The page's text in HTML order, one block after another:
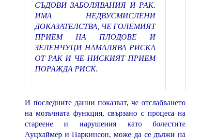
СЪДОВИ ЗАБОЛЯВАНИЯ И РАК.
ИМА НЕДВУСМИСЛЕНИ
ДОКАЗАТЕЛСТВА, ЧЕ ГОЛЕМИЯТ
ПРИЕМ НА ПЛОДОВЕ И
ЗЕЛЕНЧУЦИ НАМАЛЯВА РИСКА
ОТ РАК И ЧЕ НИСКИЯТ ПРИЕМ
ПОРАЖДА РИСК.
И последните данни показват, че отслабването
на мозъчната функция, свързано с процеса на
стареене и нарушения като болестите
Ауцхаймер и Паркинсон, може да се дължи на